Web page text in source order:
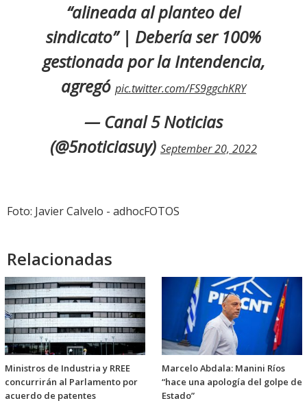
“alineada al planteo del
sindicato” | Debería ser 100%
gestionada por la Intendencia,
agregó pic.twitter.com/FS9ggchKRY
— Canal 5 Noticias
(@5noticiasuy) September 20, 2022
Foto: Javier Calvelo - adhocFOTOS
Relacionadas
Ministros de Industria y RREE
concurrirán al Parlamento por
acuerdo de patentes
Marcelo Abdala: Manini Ríos
“hace una apología del golpe de
Estado”